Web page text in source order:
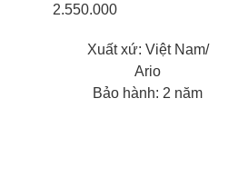
2.550.000
Xuất xứ: Việt Nam/
Ario
Bảo hành: 2 năm